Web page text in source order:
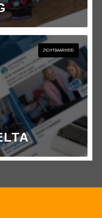
ZICHTBAARHEID